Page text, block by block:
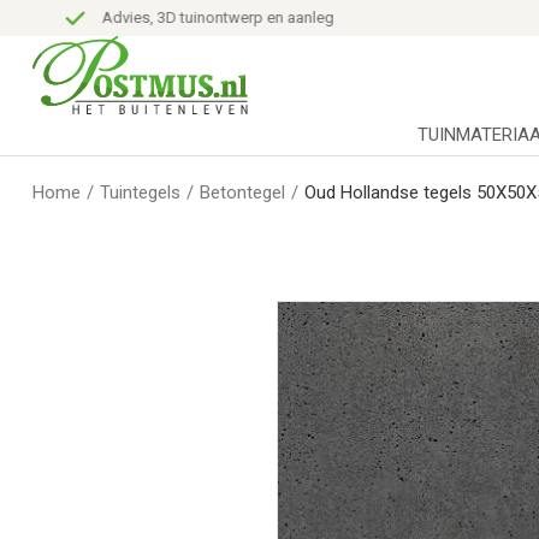
Advies, 3D tuinontwerp en aanleg
Home / Tuintegels / Betontegel / Oud Hollandse tegels